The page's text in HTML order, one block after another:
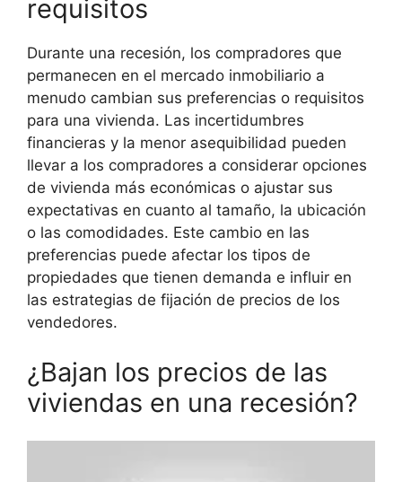
requisitos
Durante una recesión, los compradores que
permanecen en el mercado inmobiliario a
menudo cambian sus preferencias o requisitos
para una vivienda. Las incertidumbres
financieras y la menor asequibilidad pueden
llevar a los compradores a considerar opciones
de vivienda más económicas o ajustar sus
expectativas en cuanto al tamaño, la ubicación
o las comodidades. Este cambio en las
preferencias puede afectar los tipos de
propiedades que tienen demanda e influir en
las estrategias de fijación de precios de los
vendedores.
¿Bajan los precios de las
viviendas en una recesión?